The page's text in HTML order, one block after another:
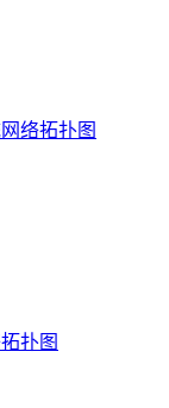
络拓扑图
扑图